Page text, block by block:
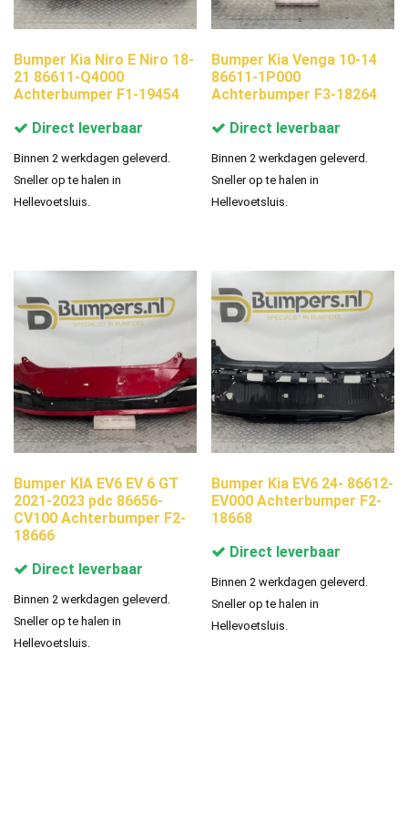
Bumper Kia Niro E Niro 18-
21 86611-Q4000
Achterbumper F1-19454
Direct leverbaar
Binnen 2 werkdagen geleverd.
Sneller op te halen in
Hellevoetsluis.
Bumper Kia Venga 10-14
86611-1P000
Achterbumper F3-18264
Direct leverbaar
Binnen 2 werkdagen geleverd.
Sneller op te halen in
Hellevoetsluis.
Bumper KIA EV6 EV 6 GT
2021-2023 pdc 86656-
CV100 Achterbumper F2-
18666
Direct leverbaar
Binnen 2 werkdagen geleverd.
Sneller op te halen in
Hellevoetsluis.
Bumper Kia EV6 24- 86612-
EV000 Achterbumper F2-
18668
Direct leverbaar
Binnen 2 werkdagen geleverd.
Sneller op te halen in
Hellevoetsluis.